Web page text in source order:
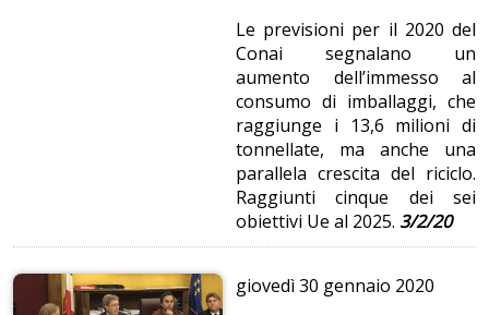
Le previsioni per il 2020 del
Conai segnalano un
aumento dell’immesso al
consumo di imballaggi, che
raggiunge i 13,6 milioni di
tonnellate, ma anche una
parallela crescita del riciclo.
Raggiunti cinque dei sei
obiettivi Ue al 2025. 3/2/20
giovedì30 gennaio 2020